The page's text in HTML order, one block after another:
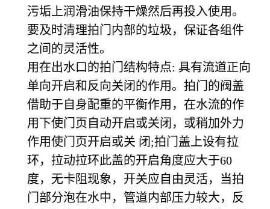
污垢上润滑油保持干燥然后再投入使用。
要及时清理拍门内部的垃圾，保证各组件
之间的灵活性。
用在出水口的拍门结构特点: 具有流道正向
单向开启和反向关闭的作用。拍门的阀盖
借助于自身配重的平衡作用，在水流的作
用下使门页自动开启或关闭，或稍加外力
作用使门页开启或关 闭;拍门盖上设有拉
环，拉动拉环此盖的开启角度应大于60
度，无卡阻现象，开关应自由灵活，当拍
门部分泡在水中，管道内部压力较大，反